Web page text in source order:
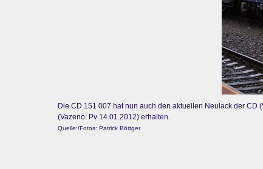
Die CD 151 007 hat nun auch den aktuellen Neulack der CD
(Vazeno: Pv 14.01.2012) erhalten.
Quelle:/Fotos: Patrick Böttger